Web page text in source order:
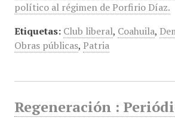
político al régimen de Porfirio Díaz.
Etiquetas: Club liberal, Coahuila,
Obras públicas, Patria
Regeneración :